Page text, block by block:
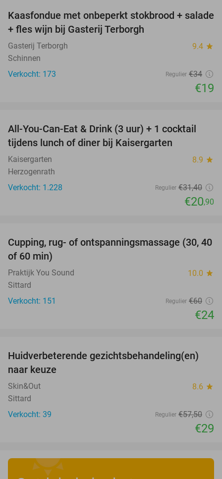
44%
Kaasfondue met onbeperkt stokbrood + salade
+ fles wijn bij Gasterij Terborgh
Gasterij Terborgh 9.4 star
Schinnen
Verkocht: 173
Regulier €34
€19
33%
All-You-Can-Eat & Drink (3 uur) + 1 cocktail
tijdens lunch of diner bij Kaisergarten
Kaisergarten 8.9 star
Herzogenrath
Verkocht: 1.228
Regulier €31,40
€20,90
60%
Cupping, rug- of ontspanningsmassage (30, 40
of 60 min)
Praktijk You Sound 10.0 star
Sittard
Verkocht: 151
Regulier €60
€24
50%
Huidverbeterende gezichtsbehandeling(en)
naar keuze
Skin&Out 8.6 star
Sittard
Verkocht: 39
Regulier €57,50
€29